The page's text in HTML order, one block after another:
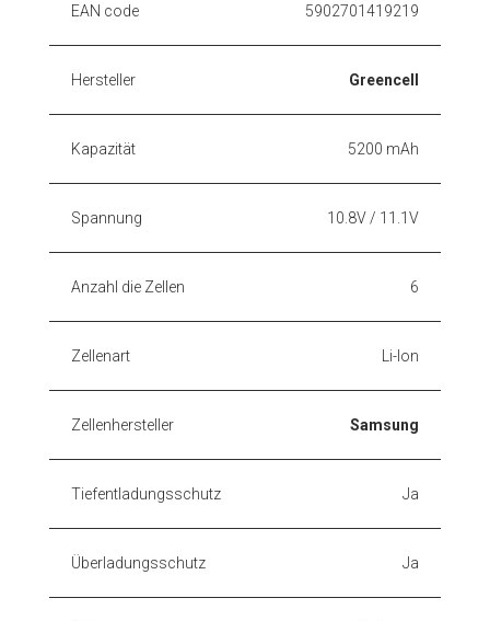
EAN code 5902701419219
Hersteller Greencell
Kapazität 5200 mAh
Spannung 10.8V / 11.1V
Anzahl die Zellen 6
Zellenart Li-Ion
Zellenhersteller Samsung
Tiefentladungsschutz Ja
Überladungsschutz Ja